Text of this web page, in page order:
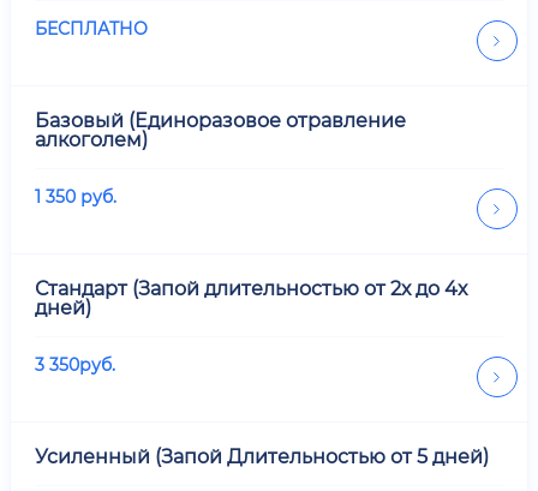
БЕСПЛАТНО
Базовый (Единоразовое отравление
алкоголем)
1 350 руб.
Стандарт (Запой длительностью от 2х до 4х
дней)
3 350руб.
Усиленный (Запой Длительностью от 5 дней)